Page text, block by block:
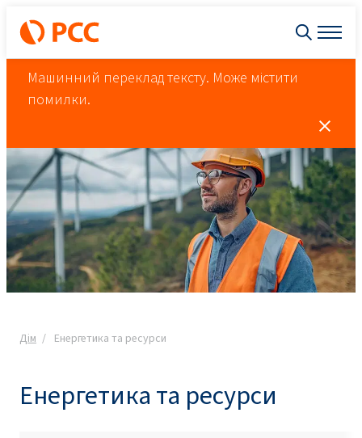
Машинний переклад тексту. Може містити
помилки.
Дім Енергетика та ресурси
Енергетика та ресурси